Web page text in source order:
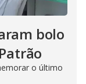
bolo
o último